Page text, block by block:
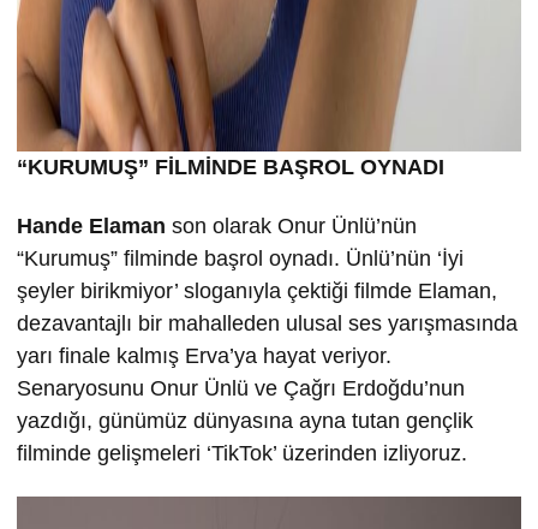
“KURUMUŞ” FİLMİNDE BAŞROL OYNADI
Hande Elaman son olarak Onur Ünlü’nün
“Kurumuş” filminde başrol oynadı. Ünlü’nün ‘İyi
şeyler birikmiyor’ sloganıyla çektiği filmde Elaman,
dezavantajlı bir mahalleden ulusal ses yarışmasında
yarı finale kalmış Erva’ya hayat veriyor.
Senaryosunu Onur Ünlü ve Çağrı Erdoğdu’nun
yazdığı, günümüz dünyasına ayna tutan gençlik
filminde gelişmeleri ‘TikTok’ üzerinden izliyoruz.